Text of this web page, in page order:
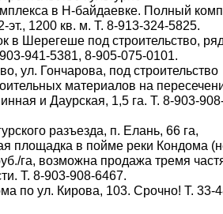
в Н-байдаевке. Полный
эт., 1200 кв. м. Т. 8-913-324-5825.
в Шерегеше под строительство,
941-5381, 8-905-075-0101.
ул. Гончарова, под строительство
материалов на
и Даурская, 1,5 га. Т. 8-903-
разъезда, п. Елань, 66 га,
площадка в пойме реки Кондома
га, возможна продажа тремя
Т. 8-903-908-6467.
по ул. Кирова, 103. Срочно! Т. 33-